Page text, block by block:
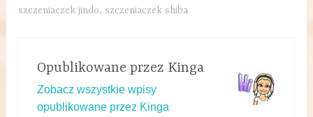
szczeniaczek jindo,szczeniaczek shiba
Opublikowane przez Kinga
Zobacz wszystkie wpisy
opublikowane przez Kinga